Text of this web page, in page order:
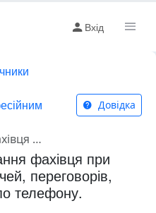
Вхід
та по телефону.
Довідка
фахівця при
переговорів,
телефону.